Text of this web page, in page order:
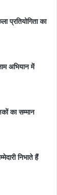
प्रतियोगिता का
अभियान में
का सम्मान
निभाते हैं